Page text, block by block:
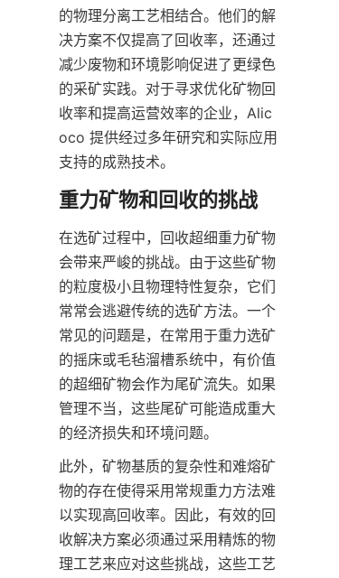
的物理分离工艺相结合。他们的解
决方案不仅提高了回收率，还通过
减少废物和环境影响促进了更绿色
的采矿实践。对于寻求优化矿物回
收率和提高运营效率的企业，Alic
oco 提供经过多年研究和实际应用
在选矿过程中，回收超细重力矿物
会带来严峻的挑战。由于这些矿物
的粒度极小且物理特性复杂，它们
常常会逃避传统的选矿方法。一个
常见的问题是，在常用于重力选矿
的摇床或毛毡溜槽系统中，有价值
的超细矿物会作为尾矿流失。如果
管理不当，这些尾矿可能造成重大
的经济损失和环境问题。
此外，矿物基质的复杂性和难熔矿
物的存在使得采用常规重力方法难
以实现高回收率。因此，有效的回
收解决方案必须通过采用精炼的物
理工艺来应对这些挑战，这些工艺